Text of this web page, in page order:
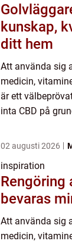
kunskap,
ditt hem
Att använda sig
medicin,
är ett
inta CBD på
kapslar kan ...
02 augusti 2026
inspiration
Rengöring
bevaras
Att använda sig
medicin,